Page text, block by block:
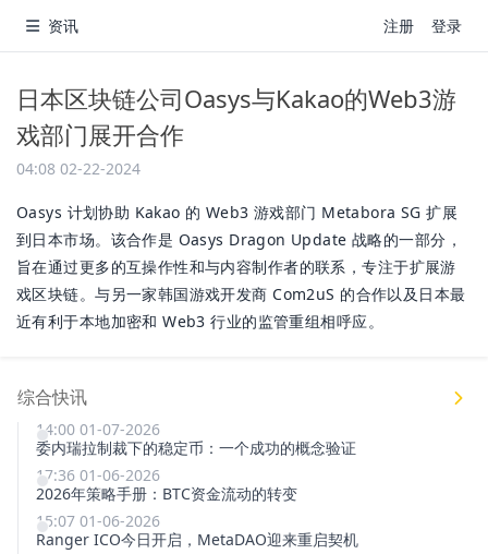
资讯 注册 登录
日本区块链公司Oasys与Kakao的Web3游
戏部门展开合作
04:08 02-22-2024
Oasys 计划协助 Kakao 的 Web3 游戏部门 Metabora SG 扩展
到日本市场。该合作是 Oasys Dragon Update 战略的一部分，
旨在通过更多的互操作性和与内容制作者的联系，专注于扩展游
戏区块链。与另一家韩国游戏开发商 Com2uS 的合作以及日本最
近有利于本地加密和 Web3 行业的监管重组相呼应。
综合快讯
14:00 01-07-2026
委内瑞拉制裁下的稳定币：一个成功的概念验证
17:36 01-06-2026
2026年策略手册：BTC资金流动的转变
15:07 01-06-2026
Ranger ICO今日开启，MetaDAO迎来重启契机